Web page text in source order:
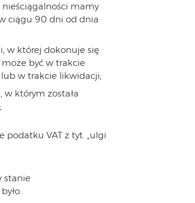
mamy
ciągu 90 dni od dnia
w której dokonuje się
być w trakcie
w trakcie likwidacji;
którym została
VAT z tyt. „ulgi
stanie